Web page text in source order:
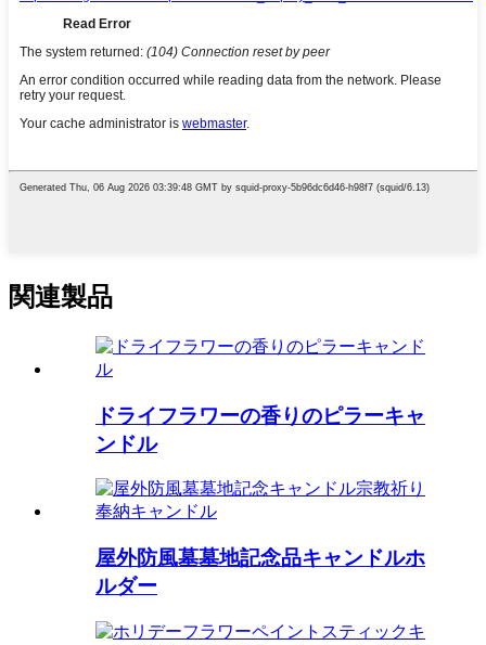
関連製品
ドライフラワーの香りのピラーキャ
ンドル
屋外防風墓墓地記念品キャンドルホ
ルダー